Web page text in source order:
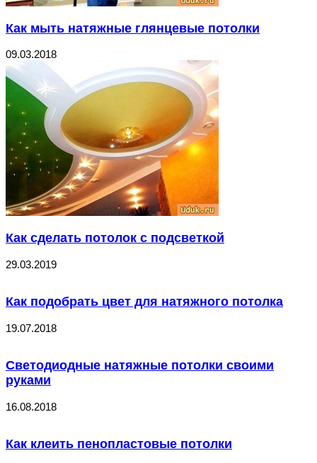
Как мыть натяжные глянцевые потолки
09.03.2018
Как сделать потолок с подсветкой
29.03.2019
Как подобрать цвет для натяжного потолка
19.07.2018
Светодиодные натяжные потолки своими
руками
16.08.2018
Как клеить пенопластовые потолки